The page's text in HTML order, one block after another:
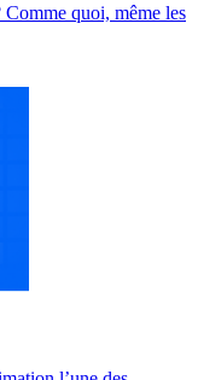
quoi, même les